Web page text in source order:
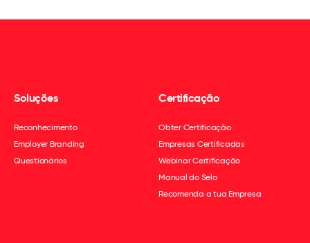
Soluções
Reconhecimento
Employer Branding
Questionários
Certificação
Obter Certificação
Empresas Certificadas
Webinar Certificação
Manual do Selo
Recomenda a tua Empresa